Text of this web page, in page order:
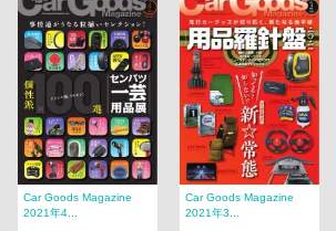
Car Goods Magazine
2021年4...
Car Goods Magazine
2021年3...